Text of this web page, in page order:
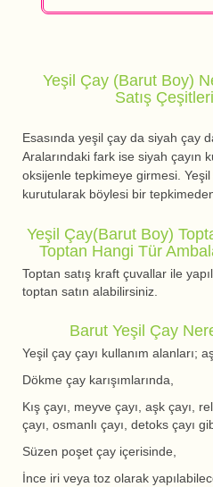
Yeşil Çay (barut Boy)
Satış
Esasında yeşil çay da siyah çay
Aralarındaki fark ise siyah çayın
oksijenle tepkimeye girmesi. Yeşil
kurutularak böylesi bir
Yeşil Çay(barut Boy)
Toptan Hangi Tür
Toptan satış kraft çuvallar ile
toptan satın alabilirsiniz.
Barut Yeşil Çay
Yeşil çay çayı kullanım alanları;
Dökme çay karışımlarında,
Kış çayı, meyve çayı, aşk çayı,
çayı, osmanlı çayı, detoks çayı
Süzen poşet çay içerisinde,
İnce iri veya toz olarak